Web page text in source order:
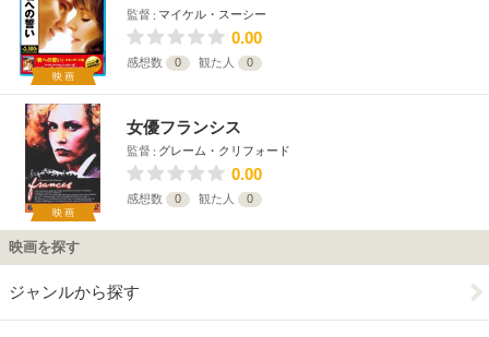
映画
監督 マイケル・スーシー
0.00
感想数 0 観た人 0
映画
女優フランシス
監督 グレーム・クリフォード
0.00
感想数 0 観た人 0
映画を探す
ジャンルから探す